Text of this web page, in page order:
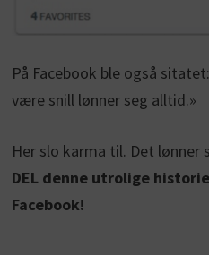
På Facebook ble også
være snill lønner seg alltid.»
Her slo karma til. Det
DEL denne utrolige
Facebook!